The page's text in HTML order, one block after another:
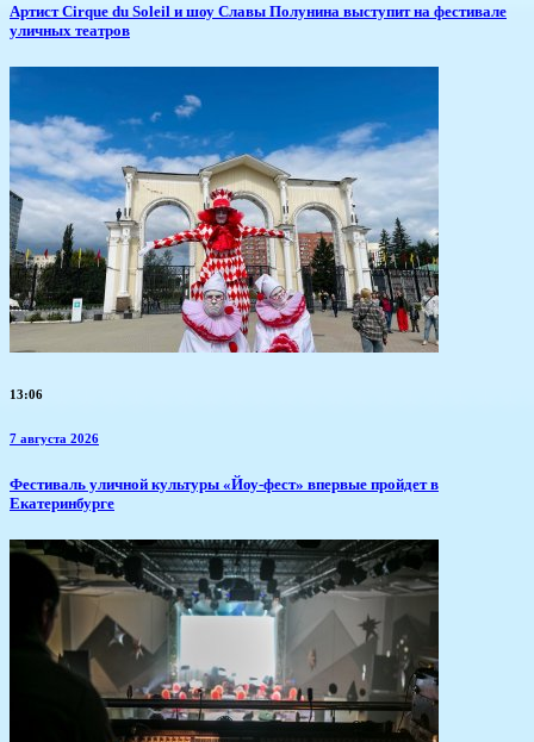
Артист Cirque du Soleil и шоу Славы Полунина выступит на фестивале
уличных театров
13:06
7 августа 2026
​Фестиваль уличной культуры «Йоу-фест» впервые пройдет в
Екатеринбурге